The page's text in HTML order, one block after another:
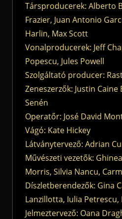
Társproducerek: Alberto
Frazier, Juan Antonio
Harlin, Max Scott
Vonalproducerek: Jeff
Popescu, Jules Powell
Szolgáltató producer:
Zeneszerzők: Justin
Senén
Operatőr: José David
Vágó: Kate Hickey
Látványtervező: Adrian
Művészeti vezetők:
Morris, Silvia Nancu,
Díszletberendezők: Gina
Lanzillotta, Iulia Petrescu,
Jelmeztervező: Oana